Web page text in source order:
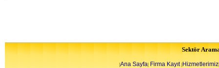
Sektör
|Ana Sayfa| Firma Kayıt|Hizmetlerimiz|